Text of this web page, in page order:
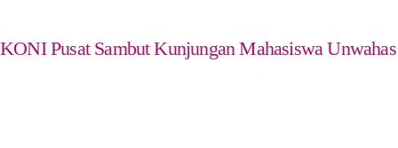
KONI Pusat Sambut Kunjungan Mahasiswa Unwahas